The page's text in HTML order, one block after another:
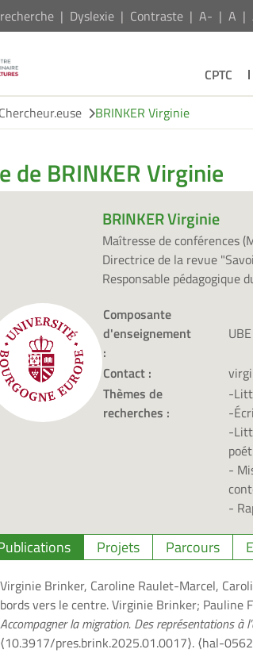
Dyslexie Contraste A- A
CPTC
BRINKER Virginie
de BRINKER Virginie
BRINKER Virginie
Maîtresse de conférences
Directrice de la revue
Responsable pédagogique
Composante
d'enseignement
:
Contact :
Thèmes de
recherches :
-
-
-
-
-
Projets Parcours
Virginie Brinker, Caroline Raulet-Marcel,
bords vers le centre. Virginie Brinker; Pauline
Accompagner la migration. Des représentations à
⟨10.3917/pres.brink.2025.01.0017⟩. ⟨hal-